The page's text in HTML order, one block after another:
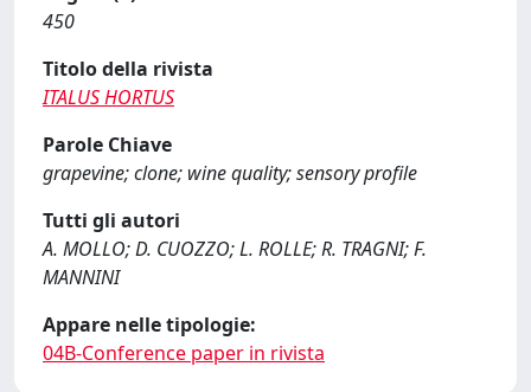
450
Titolo della rivista
ITALUS HORTUS
Parole Chiave
grapevine; clone; wine quality; sensory profile
Tutti gli autori
A. MOLLO; D. CUOZZO; L. ROLLE; R. TRAGNI; F.
MANNINI
Appare nelle tipologie:
04B-Conference paper in rivista